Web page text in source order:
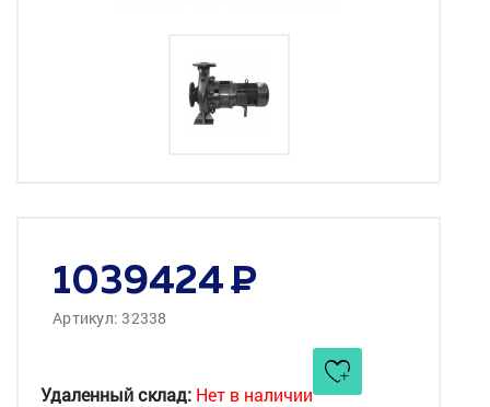
1039424
Артикул: 32338
Удаленный склад: Нет в наличии